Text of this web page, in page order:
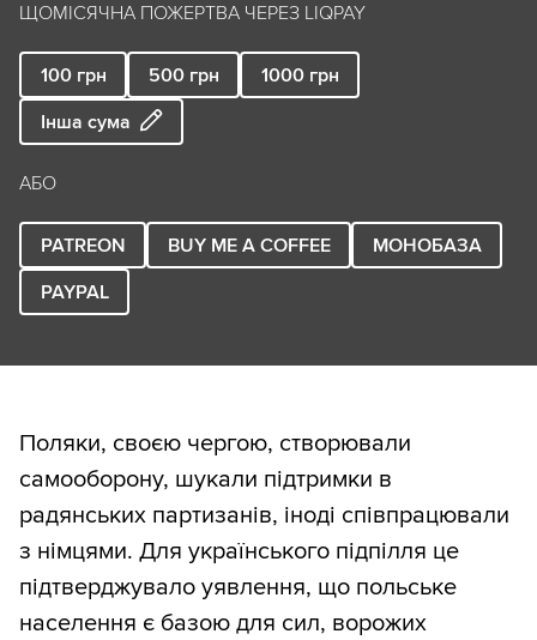
ЩОМІСЯЧНА ПОЖЕРТВА ЧЕРЕЗ LIQPAY
100 грн 500 грн 1000 грн
Інша сума
АБО
PATREON BUY ME A COFFEE
МОНОБАЗА
PAYPAL
Поляки, своєю чергою, створювали
самооборону, шукали підтримки в
радянських партизанів, іноді співпрацювали
з німцями. Для українського підпілля це
підтверджувало уявлення, що польське
населення є базою для сил, ворожих